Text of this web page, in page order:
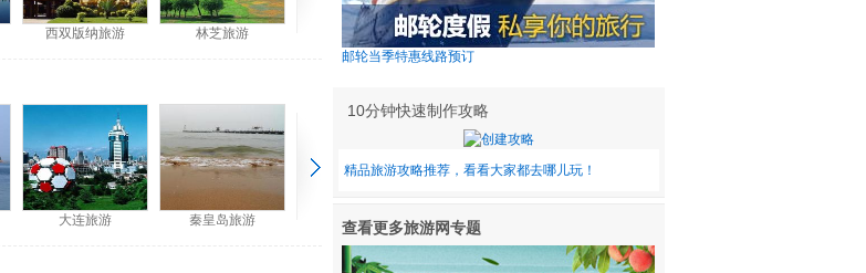
西双版纳旅游 林芝旅游
大连旅游 秦皇岛旅游
邮轮当季特惠线路预订
10分钟快速制作攻略
精品旅游攻略推荐，看看大家都去哪儿玩！
查看更多旅游网专题